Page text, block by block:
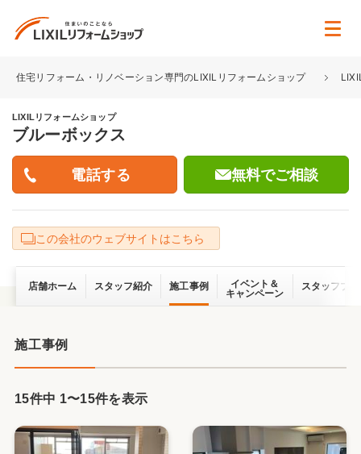
住宅リフォーム・リノベーション専門のLIXILリフォームショップ
LIXILリフォームショップ
ブルーボックス
無料でご相談
この会社のウェブサイトはこちら
店舗ホーム スタッフ紹介 施工事例
イベント＆
キャンペーン
スタッフブ
施工事例
15件中 1〜15件を表示